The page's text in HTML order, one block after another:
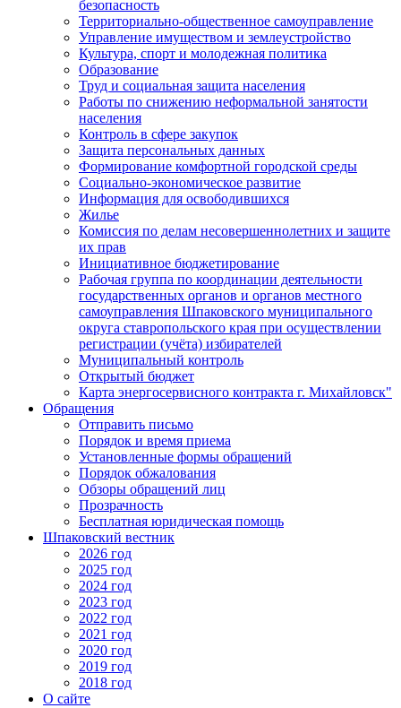
безопасность
Территориально-общественное самоуправление
Управление имуществом и землеустройство
Культура, спорт и молодежная политика
Образование
Труд и социальная защита населения
Работы по снижению неформальной занятости
населения
Контроль в сфере закупок
Защита персональных данных
Формирование комфортной городской среды
Социально-экономическое развитие
Информация для освободившихся
Жилье
Комиссия по делам несовершеннолетних и защите
их прав
Инициативное бюджетирование
Рабочая группа по координации деятельности
государственных органов и органов местного
самоуправления Шпаковского муниципального
округа ставропольского края при осуществлении
регистрации (учёта) избирателей
Муниципальный контроль
Открытый бюджет
Карта энергосервисного контракта г. Михайловск"
Обращения
Отправить письмо
Порядок и время приема
Установленные формы обращений
Порядок обжалования
Обзоры обращений лиц
Прозрачность
Бесплатная юридическая помощь
Шпаковский вестник
2026 год
2025 год
2024 год
2023 год
2022 год
2021 год
2020 год
2019 год
2018 год
О сайте